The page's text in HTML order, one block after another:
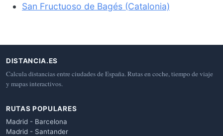
San Fructuoso de Bagés (Catalonia)
DISTANCIA.ES
Calcula distancias entre ciudades de España. Rutas en coche, tiempo de viaje
y mapas interactivos.
RUTAS POPULARES
Madrid - Barcelona
Madrid - Santander